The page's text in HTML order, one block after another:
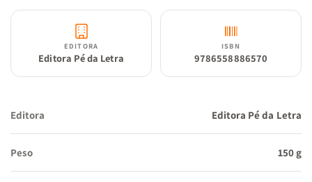
EDITORA
Editora Pé da Letra
ISBN
9786558886570
Editora Editora Pé da Letra
Peso 150 g